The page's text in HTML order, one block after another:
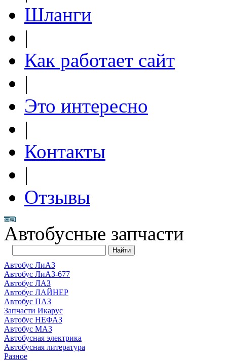
Шланги
|
Как работает сайт
|
Это интересно
|
Контакты
|
Отзывы
Автобусные запчасти
Автобус ЛиАЗ
Автобус ЛиАЗ-677
Автобус ЛАЗ
Автобус ЛАЙНЕР
Автобус ПАЗ
Запчасти Икарус
Автобус НЕФАЗ
Автобус МАЗ
Автобусная электрика
Автобусная литература
Разное